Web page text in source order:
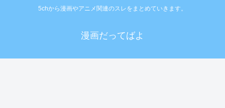
5chから漫画やアニメ関連のスレをまとめていきます。
漫画だってばよ